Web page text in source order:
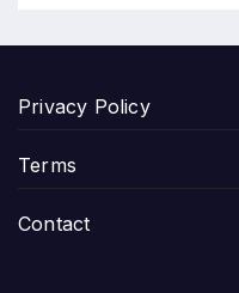
Privacy Policy
Terms
Contact